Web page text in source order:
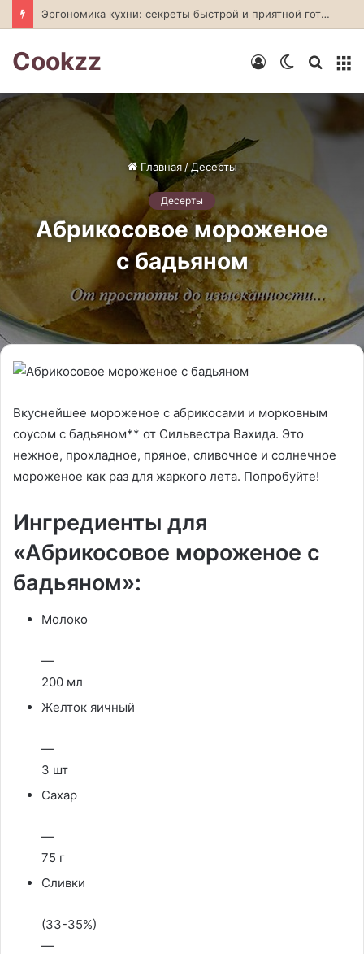
Эргономика кухни: секреты быстрой и приятной готовки
Cookzz
Switch
Войти
Главная/Десерты
Десерты
Абрикосовое мороженое
с бадьяном
Вкуснейшее мороженое с абрикосами и морковным
соусом с бадьяном** от Сильвестра Вахида. Это
нежное, прохладное, пряное, сливочное и солнечное
мороженое как раз для жаркого лета. Попробуйте!
Ингредиенты для
«Абрикосовое мороженое с
бадьяном»:
Молоко
—
200 мл
Желток яичный
—
3 шт
Сахар
—
75 г
Сливки
(33-35%)
—